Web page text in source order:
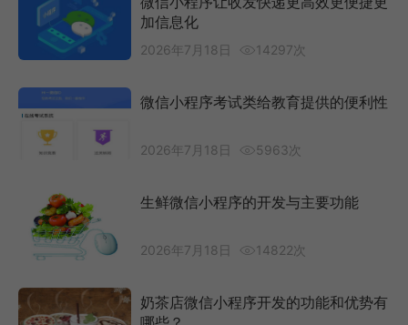
加信息化
2026年7月18日 14297次
微信小程序考试类给教育提供的便利性
2026年7月18日 5963次
生鲜微信小程序的开发与主要功能
2026年7月18日 14822次
奶茶店微信小程序开发的功能和优势有